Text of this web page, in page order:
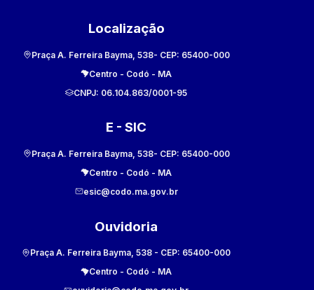
Localização
Praça A. Ferreira Bayma, 538- CEP: 65400-000
Centro - Codó - MA
CNPJ: 06.104.863/0001-95
E - SIC
Praça A. Ferreira Bayma, 538- CEP: 65400-000
Centro - Codó - MA
esic@codo.ma.gov.br
Ouvidoria
Praça A. Ferreira Bayma, 538 - CEP: 65400-000
Centro - Codó - MA